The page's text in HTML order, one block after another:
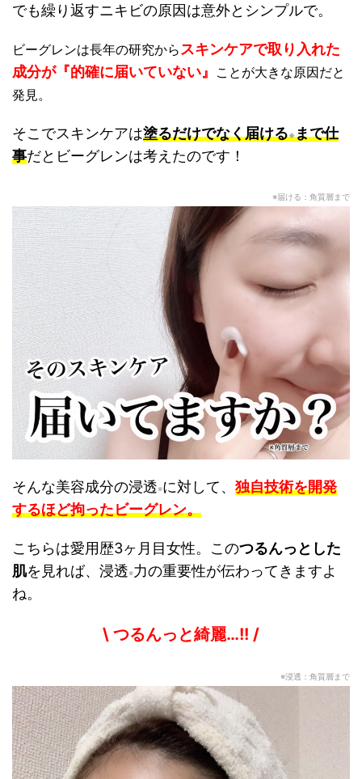
でも繰り返すニキビの原因は意外とシンプルで。
ビーグレンは長年の研究から スキンケアで取り入れた
成分が『的確に届いていない』 ことが大きな原因だと
発見。
そこでスキンケアは塗るだけでなく届ける※まで仕
事だとビーグレンは考えたのです！
※届ける：角質層まで
そんな美容成分の浸透※に対して、 独自技術を開発
するほど拘ったビーグレン。
こちらは愛用歴3ヶ月目女性。このつるんっとした
肌を見れば、浸透※力の重要性が伝わってきますよ
ね。
\ つるんっと綺麗…!! /
※浸透：角質層まで